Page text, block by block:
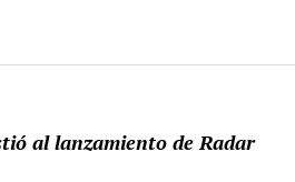
al lanzamiento de Radar